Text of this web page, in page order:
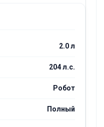
2.0 л
204 л.с.
Робот
Полный